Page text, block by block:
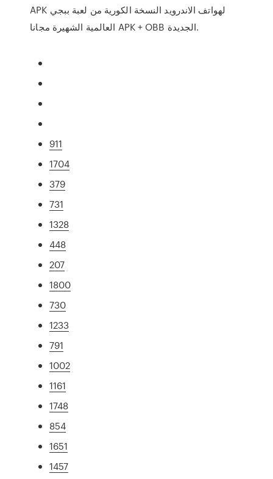
APK لهواتف الاندرويد النسخة الكورية من لعبة ببجي
العالمية الشهيرة مجانا APK + OBB الجديدة.
911
1704
379
731
1328
448
207
1800
730
1233
791
1002
1161
1748
854
1651
1457